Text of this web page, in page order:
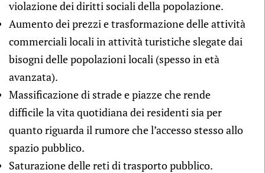
violazione dei diritti sociali della popolazione.
Aumento dei prezzi e trasformazione delle attività
commerciali locali in attività turistiche slegate dai
bisogni delle popolazioni locali (spesso in età
avanzata).
Massificazione di strade e piazze che rende
difficile la vita quotidiana dei residenti sia per
quanto riguarda il rumore che l’accesso stesso allo
spazio pubblico.
Saturazione delle reti di trasporto pubblico.